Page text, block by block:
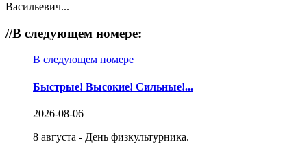
Васильевич...
//В следующем номере:
В следующем номере
Быстрые! Высокие! Сильные!...
2026-08-06
8 августа - День физкультурника.